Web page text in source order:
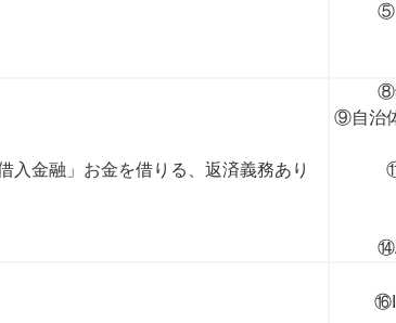
⑤
借入金融」お金を借りる、返済義務あり
⑧
⑨自治